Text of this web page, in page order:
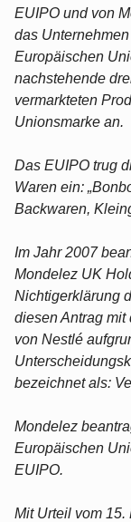
EUIPO und von
das
Europäischen
nachstehende
vermarkteten
Unionsmarke an.
Das EUIPO trug
Waren ein:
Backwaren,
Im Jahr 2007
Mondelez UK
Nichtigerklärung
diesen Antrag mit
von Nestlé
bezeichnet als:
Mondelez
Europäischen
EUIPO.
Mit Urteil vom